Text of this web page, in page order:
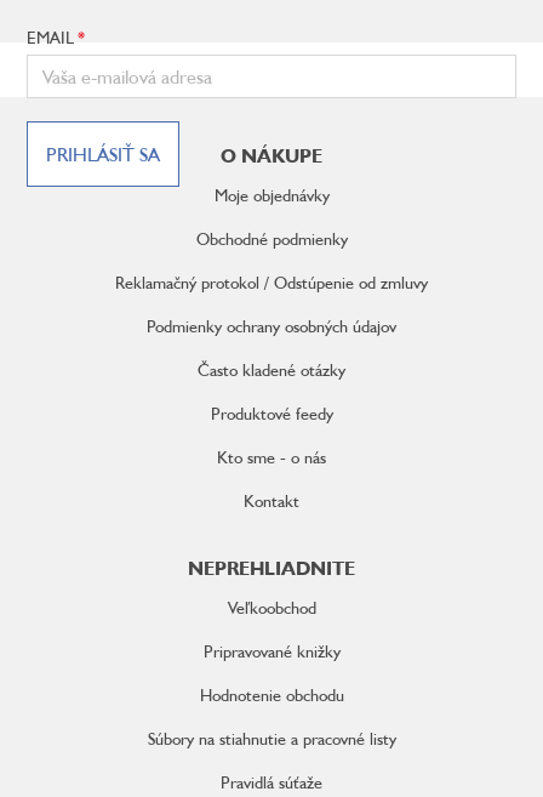
EMAIL
PRIHLÁSIŤ SA O NÁKUPE
Moje objednávky
Obchodné podmienky
Reklamačný protokol / Odstúpenie od zmluvy
Podmienky ochrany osobných údajov
Často kladené otázky
Produktové feedy
Kto sme - o nás
Kontakt
NEPREHLIADNITE
Veľkoobchod
Pripravované knižky
Hodnotenie obchodu
Súbory na stiahnutie a pracovné listy
Pravidlá súťaže